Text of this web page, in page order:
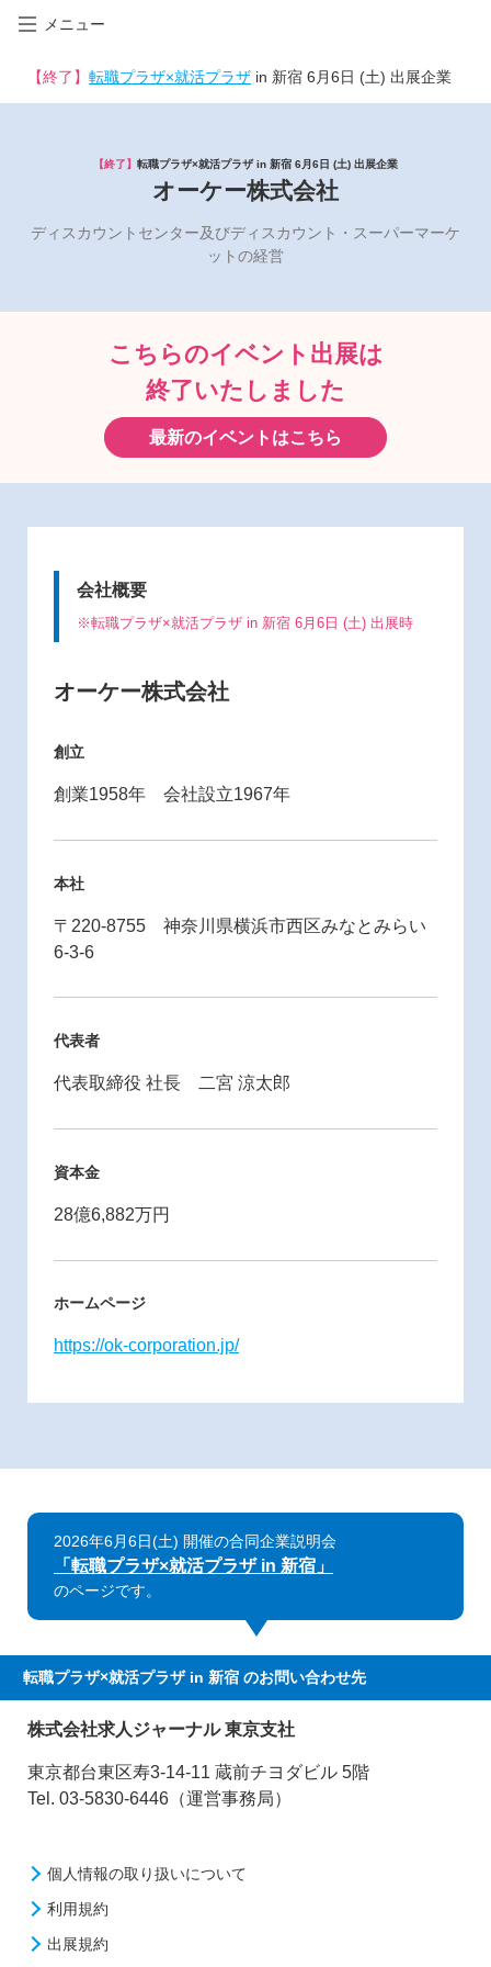
メニュー
【終了】 転職プラザ×就活プラザ in 新宿 6月6日 (土) 出展企業
【終了】 転職プラザ×就活プラザ in 新宿 6月6日 (土) 出展企業
オーケー株式会社
ディスカウントセンター及びディスカウント・スーパーマーケ
ットの経営
こちらのイベント出展は
終了いたしました
最新のイベントはこちら
会社概要
※転職プラザ×就活プラザ in 新宿 6月6日 (土) 出展時
オーケー株式会社
創立
創業1958年 会社設立1967年
本社
〒220-8755 神奈川県横浜市西区みなとみらい
6-3-6
代表者
代表取締役 社長 二宮 涼太郎
資本金
28億6,882万円
ホームページ
https://ok-corporation.jp/
2026年6月6日(土) 開催の合同企業説明会
「転職プラザ×就活プラザ in 新宿」
のページです。
転職プラザ×就活プラザ in 新宿 のお問い合わせ先
株式会社求人ジャーナル 東京支社
東京都台東区寿3-14-11 蔵前チヨダビル 5階
Tel. 03-5830-6446（運営事務局）
個人情報の取り扱いについて
利用規約
出展規約